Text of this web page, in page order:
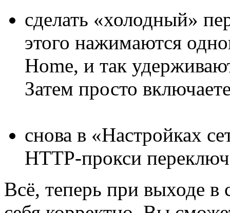
сделать «холодный»
этого нажимаются
Home, и так
Затем просто
снова в «Настройках
HTTP-прокси
Всё, теперь при выходе в